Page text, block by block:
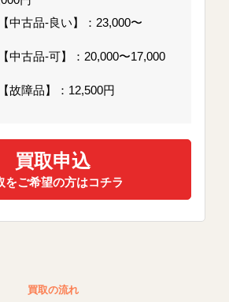
中古品-良い】：23,000〜
中古品-可】：20,000〜17,000
故障品】：12,500円
買取申込
をご希望の方はコチラ
買取の流れ